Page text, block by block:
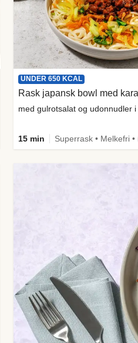
UNDER 650 KCAL
Rask japansk bowl med
med gulrotsalat og udonnudler
15 min